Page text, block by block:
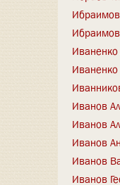
Иванов
Иванов
Иванов
Иванов
Иванов